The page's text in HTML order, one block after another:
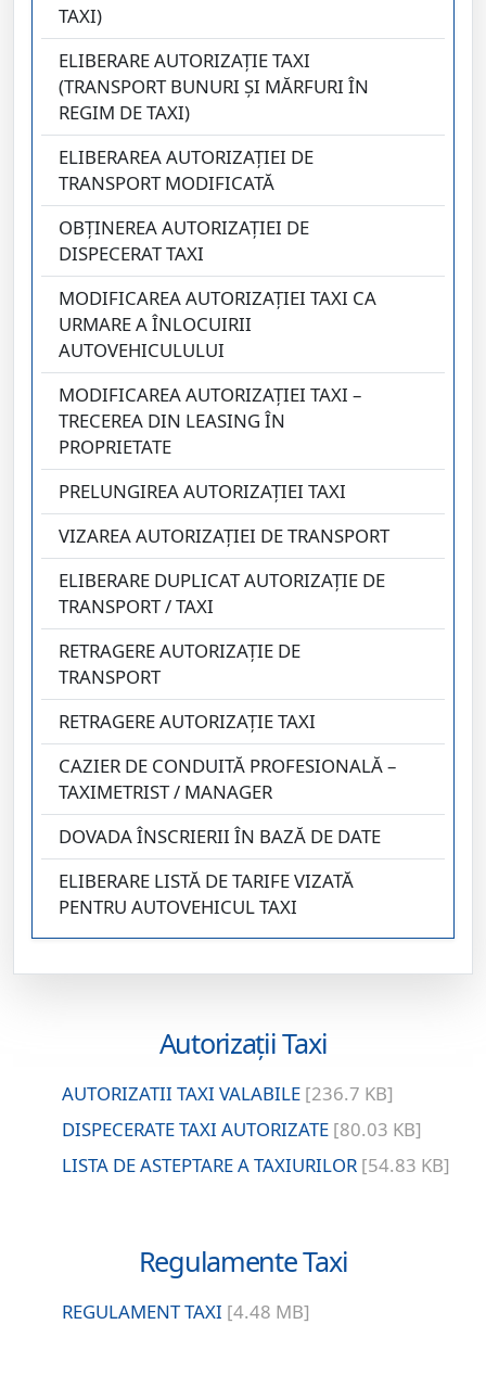
TAXI)
ELIBERARE AUTORIZAŢIE TAXI
(TRANSPORT BUNURI ŞI MĂRFURI ÎN
REGIM DE TAXI)
ELIBERAREA AUTORIZAŢIEI DE
TRANSPORT MODIFICATĂ
OBŢINEREA AUTORIZAŢIEI DE
DISPECERAT TAXI
MODIFICAREA AUTORIZAŢIEI TAXI CA
URMARE A ÎNLOCUIRII
AUTOVEHICULULUI
MODIFICAREA AUTORIZAŢIEI TAXI –
TRECEREA DIN LEASING ÎN
PROPRIETATE
PRELUNGIREA AUTORIZAŢIEI TAXI
VIZAREA AUTORIZAŢIEI DE TRANSPORT
ELIBERARE DUPLICAT AUTORIZAŢIE DE
TRANSPORT / TAXI
RETRAGERE AUTORIZAȚIE DE
TRANSPORT
RETRAGERE AUTORIZAŢIE TAXI
CAZIER DE CONDUITĂ PROFESIONALĂ –
TAXIMETRIST / MANAGER
DOVADA ÎNSCRIERII ÎN BAZĂ DE DATE
ELIBERARE LISTĂ DE TARIFE VIZATĂ
PENTRU AUTOVEHICUL TAXI
Autorizații Taxi
AUTORIZATII TAXI VALABILE [236.7 KB]
DISPECERATE TAXI AUTORIZATE [80.03 KB]
LISTA DE ASTEPTARE A TAXIURILOR [54.83 KB]
Regulamente Taxi
REGULAMENT TAXI [4.48 MB]